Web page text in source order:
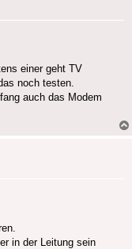
einer geht TV
noch testen.
auch das Modem
in der Leitung sein